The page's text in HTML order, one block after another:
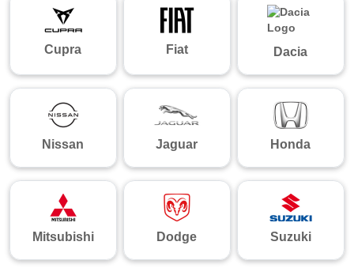
Cupra Fiat Dacia
Nissan Jaguar Honda
Mitsubishi Dodge Suzuki